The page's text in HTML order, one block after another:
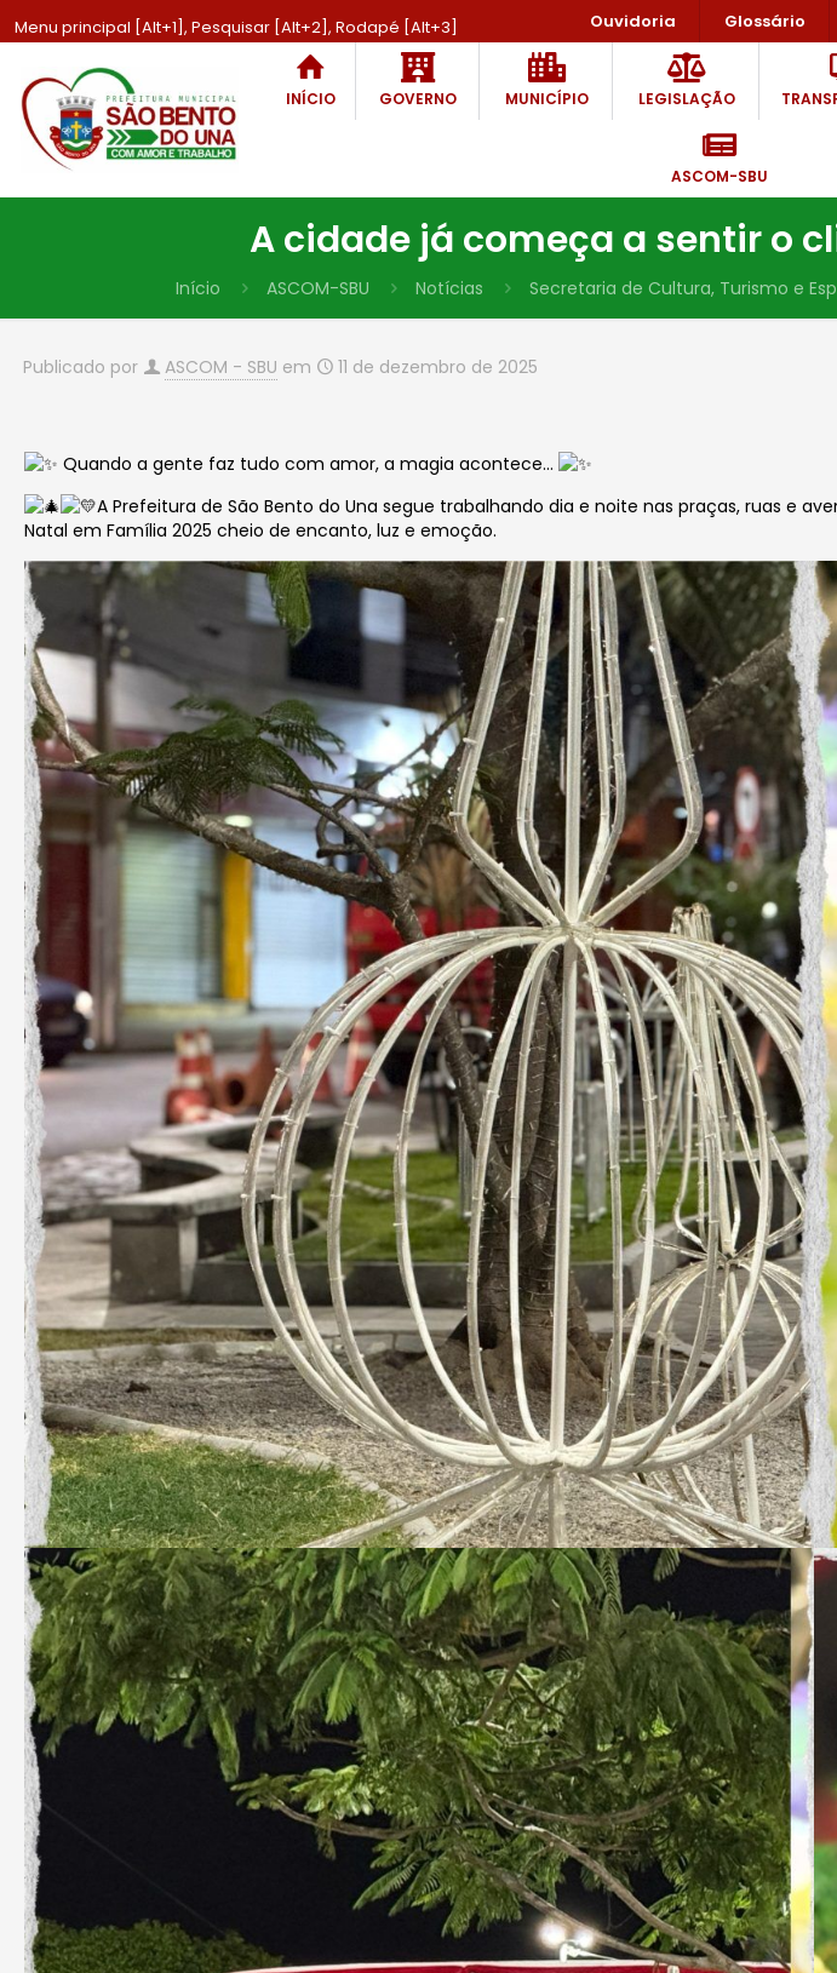
Menu principal [Alt+1], Pesquisar [Alt+2], Rodapé [Alt+3] Ouvidoria Glossário
INÍCIO GOVERNO MUNICÍPIO LEGISLAÇÃO
ASCOM-SBU
A cidade já começa a sentir o
Início ASCOM-SBU Notícias Secretaria de Cultura, Turismo e
Publicado por ASCOM - SBU em 11 de dezembro de 2025
Quando a gente faz tudo com amor, a magia acontece…
A Prefeitura de São Bento do Una segue trabalhando dia e noite nas praças, ruas e
Natal em Família 2025 cheio de encanto, luz e emoção.